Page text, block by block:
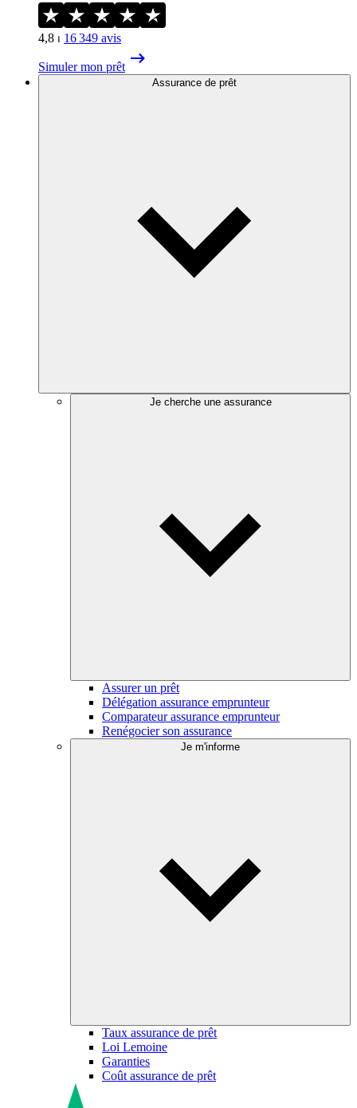
4,8 ⏐ 16 349 avis
Simuler mon prêt
Assurance de prêt
Je cherche une assurance
Assurer un prêt
Délégation assurance emprunteur
Comparateur assurance emprunteur
Renégocier son assurance
Je m'informe
Taux assurance de prêt
Loi Lemoine
Garanties
Coût assurance de prêt